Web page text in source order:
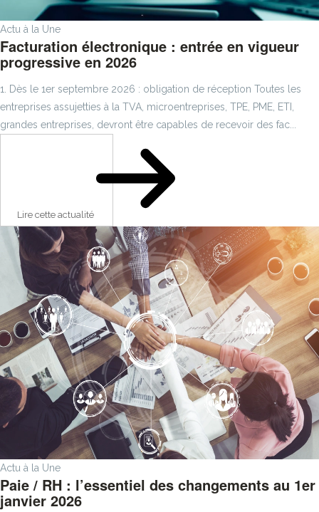
Actu à la Une
Facturation électronique : entrée en vigueur
progressive en 2026
1. Dès le 1er septembre 2026 : obligation de réception Toutes les
entreprises assujetties à la TVA, microentreprises, TPE, PME, ETI,
grandes entreprises, devront être capables de recevoir des fac...
Lire cette actualité
Actu à la Une
Paie / RH : l’essentiel des changements au 1er
janvier 2026